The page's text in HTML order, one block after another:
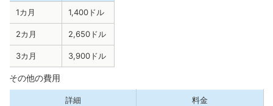
1カ月 1,400ドル
2カ月 2,650ドル
3カ月 3,900ドル
その他の費用
詳細 料金